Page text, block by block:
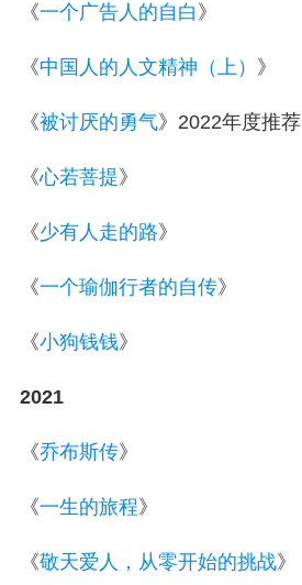
《一个广告人的自白 》
《中国人的人文精神（上） 》
《被讨厌的勇气》2022年度推荐
《心若菩提》
《少有人走的路》
《一个瑜伽行者的自传》
《小狗钱钱》
2021
《乔布斯传》
《一生的旅程》
《敬天爱人，从零开始的挑战》